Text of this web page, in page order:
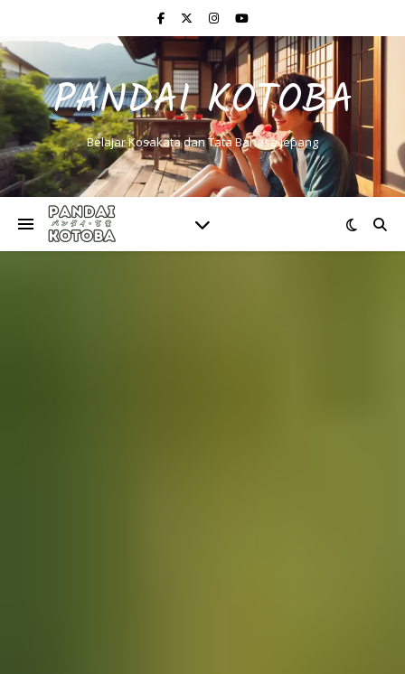
PANDAI KOTOBA
Belajar Kosakata dan Tata Bahasa Jepang